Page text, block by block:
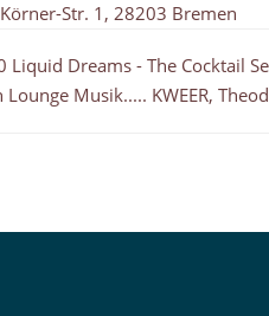
Str. 1, 28203 Bremen
Dreams - The Cocktail
Musik..... KWEER,